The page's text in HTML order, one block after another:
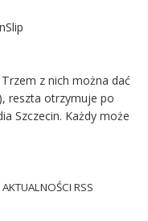
z nich można dać
reszta otrzymuje po
Szczecin. Każdy może
AKTUALNOŚCI RSS